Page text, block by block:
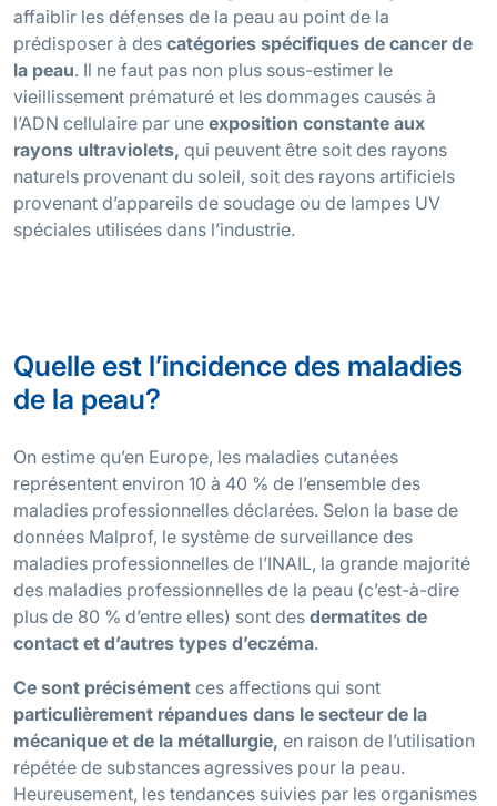
affaiblir les défenses de la peau au point de la
prédisposer à des catégories spécifiques de cancer de
la peau. Il ne faut pas non plus sous-estimer le
vieillissement prématuré et les dommages causés à
l’ADN cellulaire par une exposition constante aux
rayons ultraviolets, qui peuvent être soit des rayons
naturels provenant du soleil, soit des rayons artificiels
provenant d’appareils de soudage ou de lampes UV
spéciales utilisées dans l’industrie.
Quelle est l’incidence des maladies
de la peau?
On estime qu’en Europe, les maladies cutanées
représentent environ 10 à 40 % de l’ensemble des
maladies professionnelles déclarées. Selon la base de
données Malprof, le système de surveillance des
maladies professionnelles de l’INAIL, la grande majorité
des maladies professionnelles de la peau (c’est-à-dire
plus de 80 % d’entre elles) sont des dermatites de
contact et d’autres types d’eczéma.
Ce sont précisément ces affections qui sont
particulièrement répandues dans le secteur de la
mécanique et de la métallurgie, en raison de l’utilisation
répétée de substances agressives pour la peau.
Heureusement, les tendances suivies par les organismes